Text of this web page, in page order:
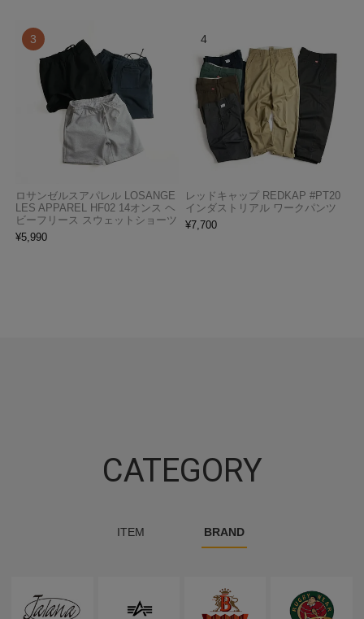
ロサンゼルスアパレル LOSANGE
LES APPAREL HF02 14オンス ヘ
ビーフリース スウェットショーツ
¥5,990
レッドキャップ REDKAP #PT20
インダストリアル ワークパンツ
¥7,700
CATEGORY
ITEM BRAND